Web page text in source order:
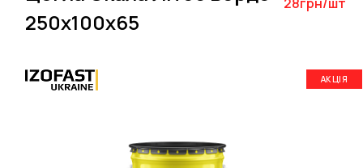
250х100х65
АКЦІЯ